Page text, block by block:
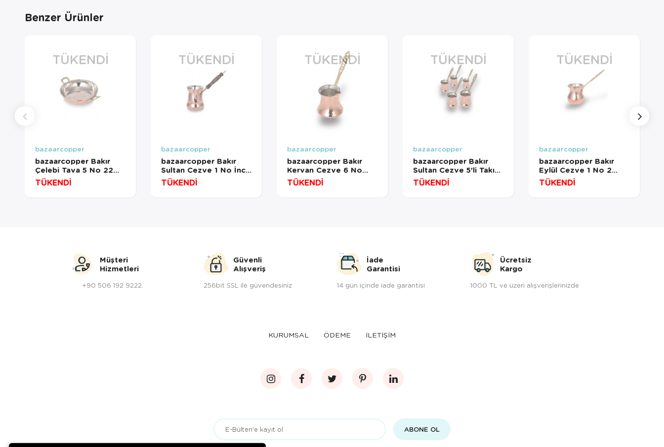
Benzer Ürünler
TÜKENDI
bazaarcopper
bazaarcopper Bakır
Çelebi Tava 5 No 22
Cm Düz Kırmızı
bazaarcopper7596-1
TÜKENDİ
TÜKENDI
bazaarcopper
bazaarcopper Bakır
Sultan Cezve 1 No İnce
Ahşap Kulp 2 Fincan
Makine Dövme Kırmızı
TÜKENDİ
TÜKENDI
bazaarcopper
bazaarcopper Bakır
Kervan Cezve 6 No
Kalın 7 Fincan Makine
Dövme Kırmızı
TÜKENDİ
TÜKENDI
bazaarcopper
bazaarcopper Bakır
Sultan Cezve 5'li Takım
İnce Pirinç Kulp Makine
Dövme Kırmızı
TÜKENDİ
TÜKENDI
bazaarcopper
bazaarcopper Bakır
Eylül Cezve 1 No 2
Fincan Makine Dövme
Kırmızı
TÜKENDİ
Müşteri
Hizmetleri
+90 506 192 9222
Güvenli
Alışveriş
256bit SSL ile güvendesiniz
İade
Garantisi
14 gün içinde iade garantisi
Ücretsiz
Kargo
1000 TL ve üzeri alışverişlerinizde
KURUMSAL ÖDEME İLETİŞİM
ABONE OL